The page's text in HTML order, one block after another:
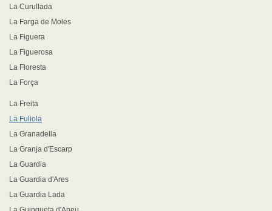
La Curullada
La Farga de Moles
La Figuera
La Figuerosa
La Floresta
La Força
La Freita
La Fuliola
La Granadella
La Granja d'Escarp
La Guardia
La Guardia d'Ares
La Guardia Lada